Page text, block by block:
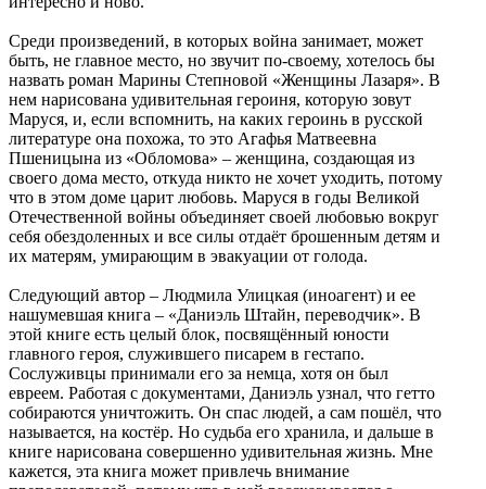
Среди произведений, в которых война занимает, может
быть, не главное место, но звучит по-своему, хотелось бы
назвать роман Марины Степновой «Женщины Лазаря». В
нем нарисована удивительная героиня, которую зовут
Маруся, и, если вспомнить, на каких героинь в русской
литературе она похожа, то это Агафья Матвеевна
Пшеницына из «Обломова» – женщина, создающая из
своего дома место, откуда никто не хочет уходить, потому
что в этом доме царит любовь. Маруся в годы Великой
Отечественной войны объединяет своей любовью вокруг
себя обездоленных и все силы отдаёт брошенным детям и
их матерям, умирающим в эвакуации от голода.
Следующий автор – Людмила Улицкая (иноагент) и ее
нашумевшая книга – «Даниэль Штайн, переводчик». В
этой книге есть целый блок, посвящённый юности
главного героя, служившего писарем в гестапо.
Сослуживцы принимали его за немца, хотя он был
евреем. Работая с документами, Даниэль узнал, что гетто
собираются уничтожить. Он спас людей, а сам пошёл, что
называется, на костёр. Но судьба его хранила, и дальше в
книге нарисована совершенно удивительная жизнь. Мне
кажется, эта книга может привлечь внимание